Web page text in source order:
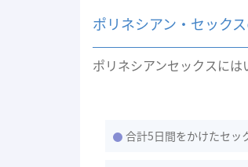
ポリネシアン・セック
ポリネシアンセックスには
合計5日間をかけたセッ